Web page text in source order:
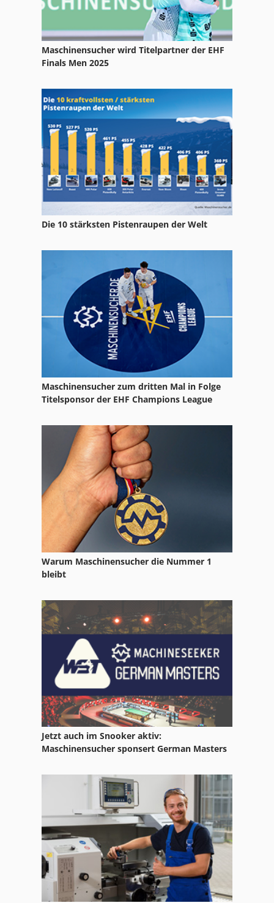
Wacker Rt
Wenzel Lh
Werkzeugkoffer
Wmw Bs
Wuerth
Wuerth Diagnose
Wuerth Werkzeugschrank
Wurth Rl 04
Würth Prebomat
Maschinensucher wird Titelpartner der EHF
Finals Men 2025
Die 10 stärksten Pistenraupen der Welt
Maschinensucher zum dritten Mal in Folge
Titelsponsor der EHF Champions League
Warum Maschinensucher die Nummer 1
bleibt
Jetzt auch im Snooker aktiv:
Maschinensucher sponsert German Masters